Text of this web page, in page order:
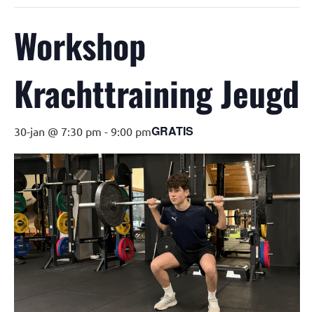
Workshop
Krachttraining Jeugd
30-jan @ 7:30 pm - 9:00 pmGRATIS